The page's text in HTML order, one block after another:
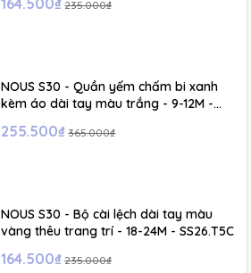
235.000₫
NOUS S30 - Quần yếm chấm bi xanh
kèm áo dài tay màu trắng - 9-12M -
255.500₫ 365.000₫
NOUS S30 - Bộ cài lệch dài tay màu
vàng thêu trang trí - 18-24M - SS26.T5C
164.500₫ 235.000₫